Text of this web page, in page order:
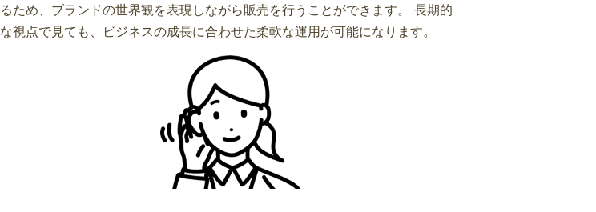
るため、ブランドの世界観を表現しながら販売を行うことができます。 長期的
な視点で見ても、ビジネスの成長に合わせた柔軟な運用が可能になります。